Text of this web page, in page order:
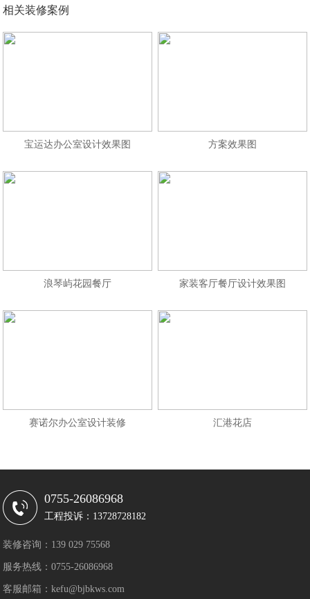
相关装修案例
宝运达办公室设计效果图 方案效果图
浪琴屿花园餐厅 家装客厅餐厅设计效果图
赛诺尔办公室设计装修 汇港花店
0755-26086968
工程投诉：13728728182
装修咨询：139 029 75568
服务热线：0755-26086968
客服邮箱：kefu@bjbkws.com